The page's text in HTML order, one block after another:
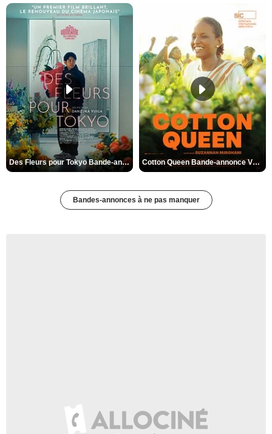
Des Fleurs pour Tokyo Bande-annonce VO STFR Cotton Queen Bande-annonce VO STFR
Bandes-annonces à ne pas manquer